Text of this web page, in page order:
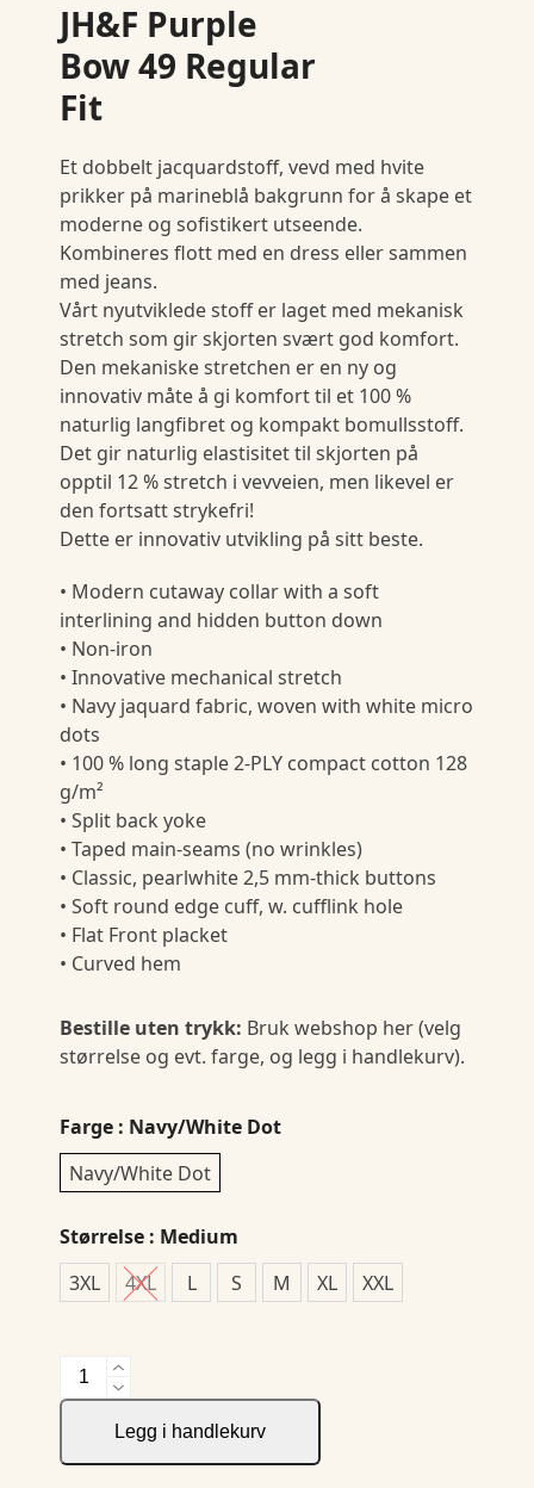
JH&F Purple
Bow 49 Regular
Fit
Et dobbelt jacquardstoff, vevd med hvite
prikker på marineblå bakgrunn for å skape et
moderne og sofistikert utseende.
Kombineres flott med en dress eller sammen
med jeans.
Vårt nyutviklede stoff er laget med mekanisk
stretch som gir skjorten svært god komfort.
Den mekaniske stretchen er en ny og
innovativ måte å gi komfort til et 100 %
naturlig langfibret og kompakt bomullsstoff.
Det gir naturlig elastisitet til skjorten på
opptil 12 % stretch i vevveien, men likevel er
den fortsatt strykefri!
Dette er innovativ utvikling på sitt beste.
• Modern cutaway collar with a soft
interlining and hidden button down
• Non-iron
• Innovative mechanical stretch
• Navy jaquard fabric, woven with white micro
dots
• 100 % long staple 2-PLY compact cotton 128
g/m²
• Split back yoke
• Taped main-seams (no wrinkles)
• Classic, pearlwhite 2,5 mm-thick buttons
• Soft round edge cuff, w. cufflink hole
• Flat Front placket
• Curved hem
Bestille uten trykk: Bruk webshop her (velg
størrelse og evt. farge, og legg i handlekurv).
Farge : Navy/White Dot
Navy/White Dot
Størrelse : Medium
3XL
4XL L S M XL XXL
JH&F
Purple
49
Legg i handlekurv